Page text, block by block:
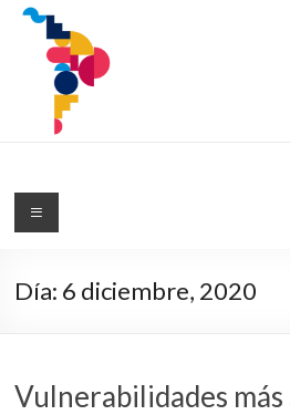
IDHAL
Blog del Instituto de Desarrollo Humano
Día: 6 diciembre, 2020
Vulnerabilidades